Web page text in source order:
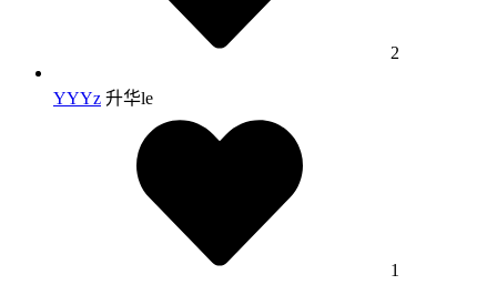
2
YYYz 升华le
1